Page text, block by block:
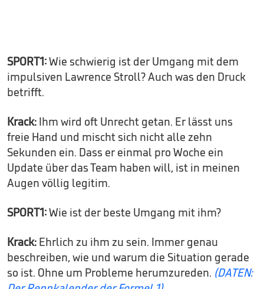
SPORT1:Wie schwierig ist der Umgang mit dem
impulsiven Lawrence Stroll? Auch was den Druck
betrifft.
Krack: Ihm wird oft Unrecht getan. Er lässt uns
freie Hand und mischt sich nicht alle zehn
Sekunden ein. Dass er einmal pro Woche ein
Update über das Team haben will, ist in meinen
Augen völlig legitim.
SPORT1:Wie ist der beste Umgang mit ihm?
Krack: Ehrlich zu ihm zu sein. Immer genau
beschreiben, wie und warum die Situation gerade
so ist. Ohne um Probleme herumzureden. (DATEN: